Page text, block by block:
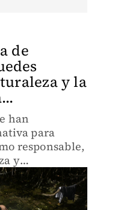
de
y la
han
para
responsable,
y
En el
cuatro